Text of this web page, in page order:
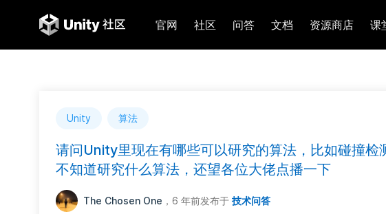
官网 社区 问答 文档 资源商店 课
Unity 算法
请问Unity里现在有哪些可以研究的算法，比如碰撞检
不知道研究什么算法，还望各位大佬点播一下
The Chosen One ，6 年前发布于 技术问答